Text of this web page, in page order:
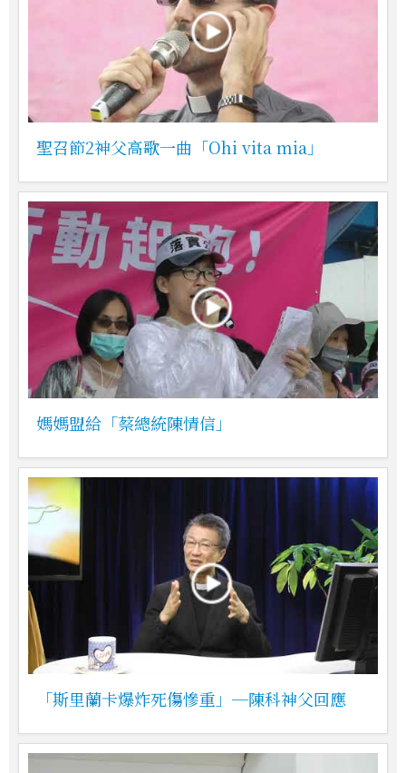
聖召節2神父高歌一曲「Ohi vita mia」
媽媽盟給「蔡總統陳情信」
「斯里蘭卡爆炸死傷慘重」─陳科神父回應